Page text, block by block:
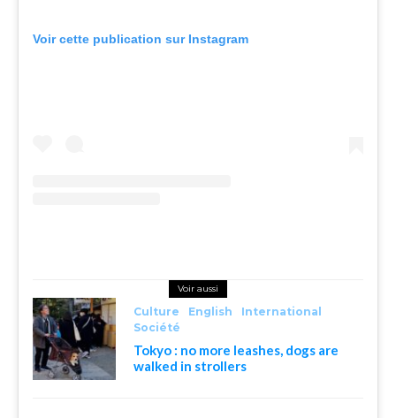
Voir cette publication sur Instagram
Voir aussi
Culture English
International
Société
Tokyo : no more leashes, dogs are
walked in strollers